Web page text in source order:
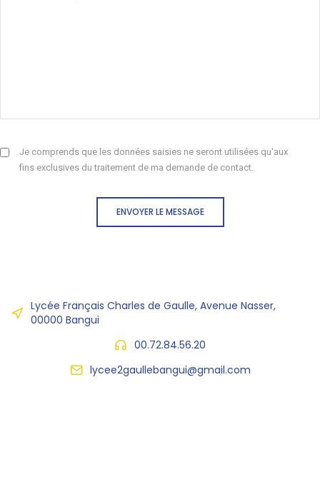
Je comprends que les données saisies ne seront utilisées qu'aux
fins exclusives du traitement de ma demande de contact.
ENVOYER LE MESSAGE
Lycée Français Charles de Gaulle, Avenue Nasser,
00000 Bangui
00.72.84.56.20
lycee2gaullebangui@gmail.com